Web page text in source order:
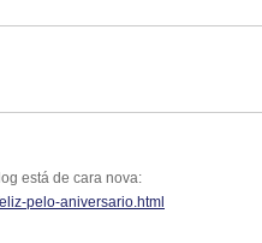
está de cara nova:
pelo-aniversario.html